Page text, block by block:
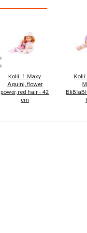
Kolli: 1 Maxy
Aquini, flower
power, red hair - 42
cm